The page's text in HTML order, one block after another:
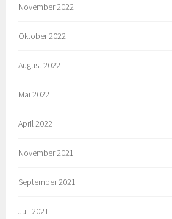
November 2022
Oktober 2022
August 2022
Mai 2022
April 2022
November 2021
September 2021
Juli 2021